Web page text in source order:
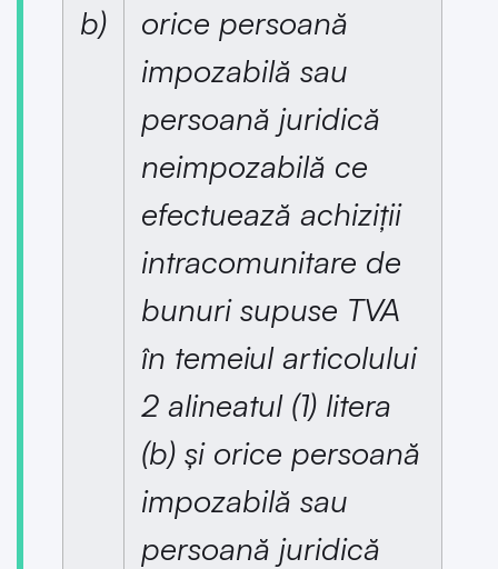
b)
orice persoană
impozabilă sau
persoană juridică
neimpozabilă ce
efectuează achiziții
intracomunitare de
bunuri supuse TVA
în temeiul articolului
2 alineatul (1) litera
(b) și orice persoană
impozabilă sau
persoană juridică